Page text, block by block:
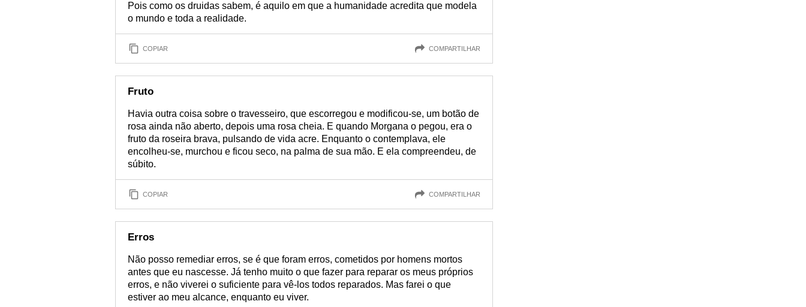
Pois como os druidas sabem, é aquilo em que a humanidade acredita que modela
o mundo e toda a realidade.
COPIAR COMPARTILHAR
Fruto
Havia outra coisa sobre o travesseiro, que escorregou e modificou-se, um botão de
rosa ainda não aberto, depois uma rosa cheia. E quando Morgana o pegou, era o
fruto da roseira brava, pulsando de vida acre. Enquanto o contemplava, ele
encolheu-se, murchou e ficou seco, na palma de sua mão. E ela compreendeu, de
súbito.
COPIAR COMPARTILHAR
Erros
Não posso remediar erros, se é que foram erros, cometidos por homens mortos
antes que eu nascesse. Já tenho muito o que fazer para reparar os meus próprios
erros, e não viverei o suficiente para vê-los todos reparados. Mas farei o que
estiver ao meu alcance, enquanto eu viver.